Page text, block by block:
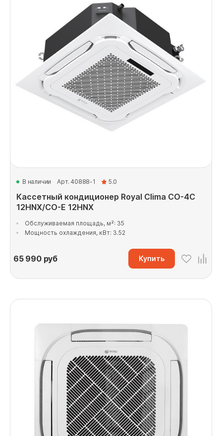
В наличии Арт. 40888-1 5.0
Кассетный кондиционер Royal Clima CO-4C
12HNX/CO-E 12HNX
Обслуживаемая площадь, м²: 35
Мощность охлаждения, кВт: 3.52
65 990руб Купить